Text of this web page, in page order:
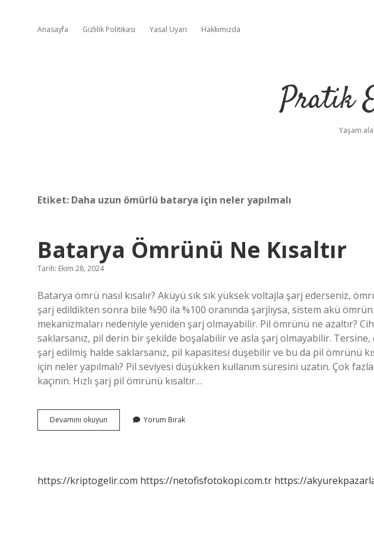
Anasayfa Gizlilik Politikası Yasal Uyarı Hakkımızda
Pratik
Yaşam
Etiket: Daha uzun ömürlü batarya için neler yapılmalı
Batarya Ömrünü Ne Kısaltır
Tarih: Ekim 28, 2024
Batarya ömrü nasıl kısalır? Aküyü sık sık yüksek voltajla şarj ederseniz,
şarj edildikten sonra bile %90 ila %100 oranında şarjlıysa, sistem akü
mekanizmaları nedeniyle yeniden şarj olmayabilir. Pil ömrünü ne azaltır?
saklarsanız, pil derin bir şekilde boşalabilir ve asla şarj olmayabilir. Tersine,
şarj edilmiş halde saklarsanız, pil kapasitesi düşebilir ve bu da pil ömrünü
için neler yapılmalı? Pil seviyesi düşükken kullanım süresini uzatın. Çok
kaçının. Hızlı şarj pil ömrünü kısaltır…
Devamını okuyun
Ömrünü
Yorum Bırak
https://kriptogelir.com https://netofisfotokopi.com.tr https://